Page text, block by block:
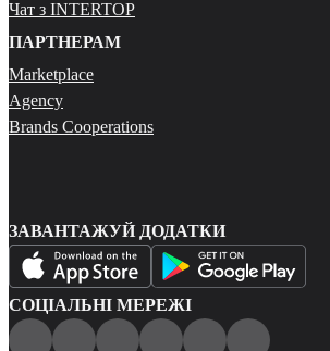
Чат з INTERTOP
ПАРТНЕРАМ
Marketplace
Agency
Brands Cooperations
ЗАВАНТАЖУЙ ДОДАТКИ
СОЦІАЛЬНІ МЕРЕЖІ